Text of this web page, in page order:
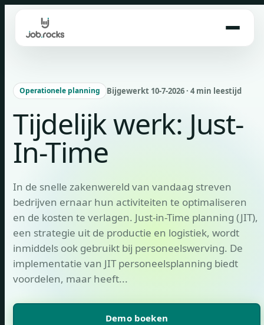
content
Operationele planning Bijgewerkt 10-7-2026 · 4 min leestijd
Tijdelijk werk: Just-
In-Time
In de snelle zakenwereld van vandaag streven
bedrijven ernaar hun activiteiten te optimaliseren
en de kosten te verlagen. Just-in-Time planning (JIT),
een strategie uit de productie en logistiek, wordt
inmiddels ook gebruikt bij personeelswerving. De
implementatie van JIT personeelsplanning biedt
voordelen, maar heeft...
Demo boeken